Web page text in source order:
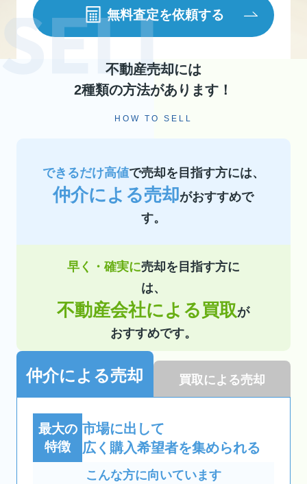
無料査定を依頼する
不動産売却には
2種類の方法があります！
HOW TO SELL
できるだけ高値で売却を目指す方には、
仲介による売却がおすすめで
す。
早く・確実に売却を目指す方に
は、
不動産会社による買取が
おすすめです。
仲介による売却 買取による売却
最大の
特徴
市場に出して
広く購入希望者を集められる
こんな方に向いています